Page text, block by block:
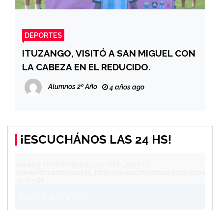
DEPORTES
ITUZANGO, VISITÓ A SAN MIGUEL CON
LA CABEZA EN EL REDUCIDO.
Alumnos 2º Año 4 años ago
¡ESCUCHÁNOS LAS 24 HS!